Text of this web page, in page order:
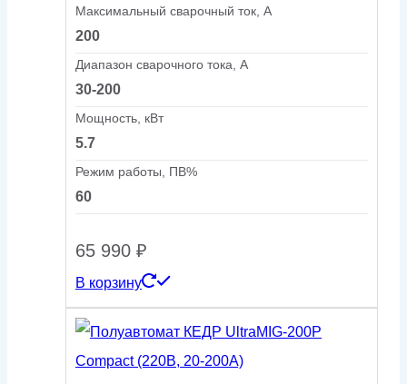
Максимальный сварочный ток, А
200
Диапазон сварочного тока, А
30-200
Мощность, кВт
5.7
Режим работы, ПВ%
60
65 990 ₽
В корзину